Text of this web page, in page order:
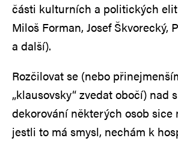
části kulturních a politických
Miloš Forman, Josef Škvorecký,
a další).
Rozčilovat se (nebo
„klausovsky“ zvedat obočí) nad
dekorování některých osob sice
jestli to má smysl, nechám k